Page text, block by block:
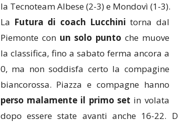
la Tecnoteam Albese (2-3) e Mondovì (1-3).
La Futura di coach Lucchini torna dal
Piemonte con un solo punto che muove
la classifica, fino a sabato ferma ancora a
0, ma non soddisfa certo la compagine
biancorossa. Piazza e compagne hanno
perso malamente il primo set in volata
dopo essere state avanti anche 16-22.